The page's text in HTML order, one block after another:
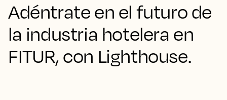
Adéntrate en el futuro de
la industria hotelera en
FITUR, con Lighthouse.